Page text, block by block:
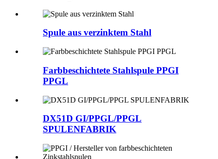
Spule aus verzinktem Stahl
Farbbeschichtete Stahlspule PPGI
PPGL
DX51D GI/PPGL/PPGL
SPULENFABRIK